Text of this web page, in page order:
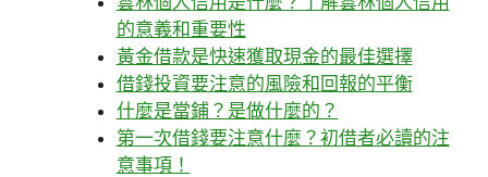
的意義和重要性
黃金借款是快速獲取現金的最佳選擇
借錢投資要注意的風險和回報的平衡
什麼是當鋪？是做什麼的？
第一次借錢要注意什麼？初借者必讀的注
意事項！